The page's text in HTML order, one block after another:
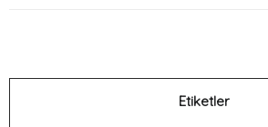
Etiketler